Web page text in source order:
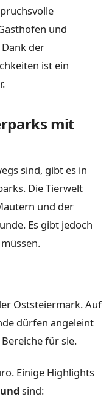
und
der
ist ein
mit
sind, gibt es in
Die Tierwelt
und der
Es gibt jedoch
Oststeiermark. Auf
dürfen angeleint
für sie.
Einige Highlights
sind: